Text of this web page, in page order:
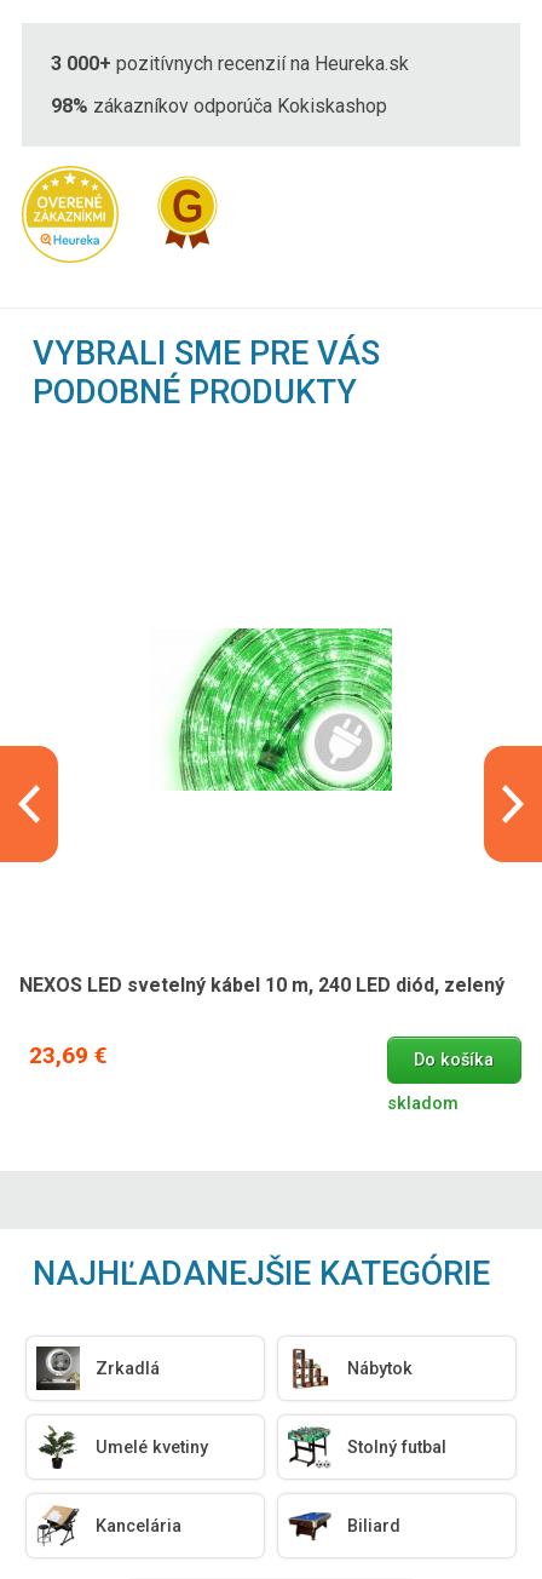
3 000+ pozitívnych recenzií na Heureka.sk
98% zákazníkov odporúča Kokiskashop
VYBRALI SME PRE VÁS
PODOBNÉ PRODUKTY
NEXOS LED svetelný kábel 10 m, 240 LED diód, zelený
23,69 € Do košíka
skladom
NAJHĽADANEJŠIE KATEGÓRIE
Zrkadlá Nábytok
Umelé kvetiny Stolný futbal
Kancelária Biliard